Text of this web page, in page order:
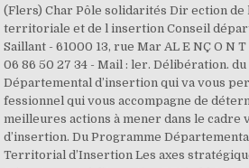
(Flers) Char Pôle solidarités Dir ection de
territoriale et de l insertion Conseil
Saillant - 61000 13, rue Mar AL E NÇ O N
06 86 50 27 34 - Mail : ler. Délibération.
Départemental d’insertion qui va vous
fessionnel qui vous accompagne de
meilleures actions à mener dans le cadre
d’insertion. Du Programme
Territorial d’Insertion Les axes